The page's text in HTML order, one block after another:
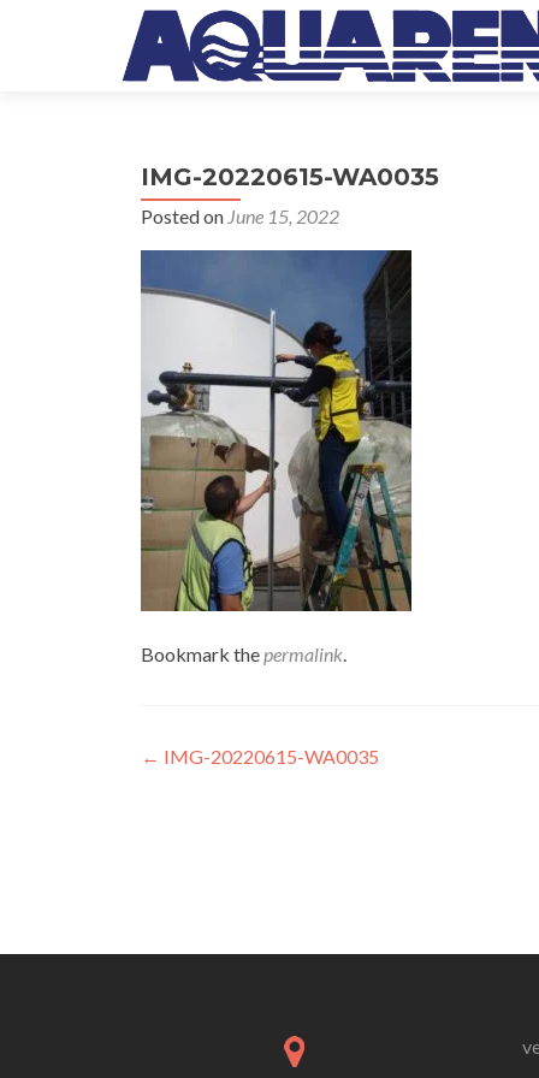
IMG-20220615-WA0035
Posted on June 15, 2022
Bookmark thepermalink.
Post
← IMG-20220615-WA0035